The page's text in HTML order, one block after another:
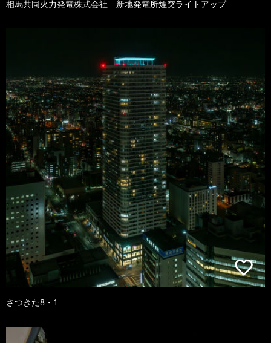
相馬共同火力発電株式会社 新地発電所煙突ライトアップ
さつきた8・1